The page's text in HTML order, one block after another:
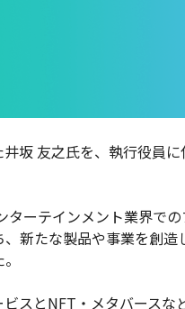
坂 友之氏を、執行役員
ーテインメント業界で
新たな製品や事業を創造
スとNFT・メタバースな